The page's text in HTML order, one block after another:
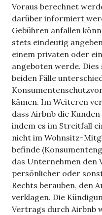
Voraus berechnet
darüber informiert
Gebühren anfallen
stets eindeutig
einem privaten oder
angeboten werde.
beiden Fälle
kämen. Im Weiteren
dass Airbnb die
indem es im Streitfall
nicht im Wohnsitz-
befinde
das Unternehmen den
persönlicher oder
Rechts berauben, den
verklagen. Die
Vertrags durch Airbnb